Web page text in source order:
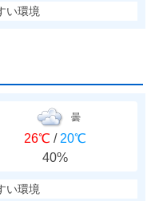
い環境
曇
26℃ / 20℃
40%
い環境